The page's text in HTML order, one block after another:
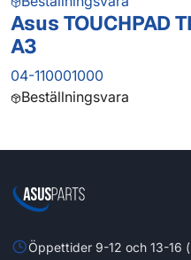
Asus TOUCHPAD
A3
04-110001000
Beställningsvara
Öppettider 9-12 och 13-16